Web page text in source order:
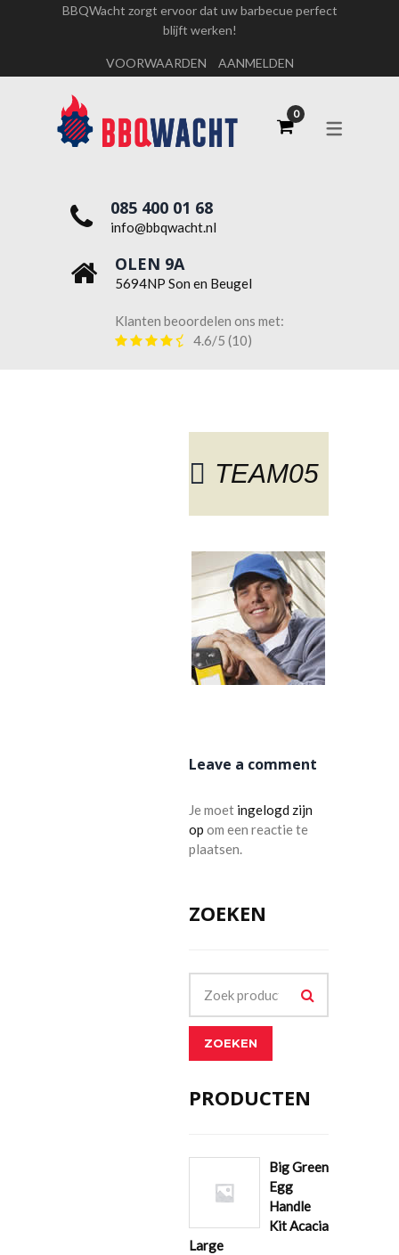
OVER ONS
WERKEN BIJ BBQWACHT
BBQWacht zorgt ervoor dat uw barbecue perfect
blijft werken!
VOORWAARDEN AANMELDEN
085 400 01 68
info@bbqwacht.nl
OLEN 9A
5694NP Son en Beugel
Klanten beoordelen ons met:
4.6/5 (10)
TEAM05
Leave a comment
Je moet ingelogd zijn
op om een reactie te
plaatsen.
ZOEKEN
ZOEKEN
PRODUCTEN
Big Green
Egg
Handle
Kit Acacia
Large